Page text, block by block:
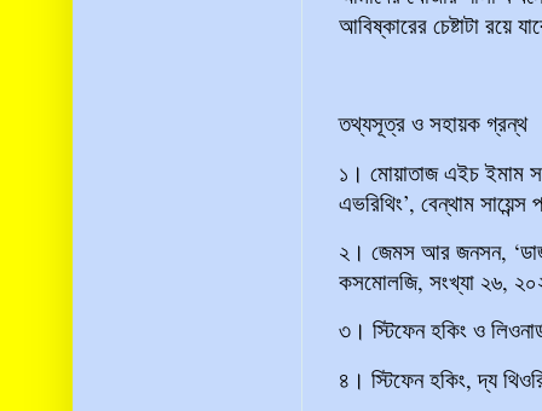
আবিষ্কারের চেষ্টাটা রয়ে
তথ্যসূত্র ও সহায়ক গ্রন্থ
১। মোয়াতাজ এইচ ইমাম
এভরিথিং’, বেন্থাম
২। জেমস আর জনসন, ‘ডাজ
কসমোলজি, সংখ্যা ২৬,
৩। স্টিফেন হকিং ও
৪। স্টিফেন হকিং, দ্য